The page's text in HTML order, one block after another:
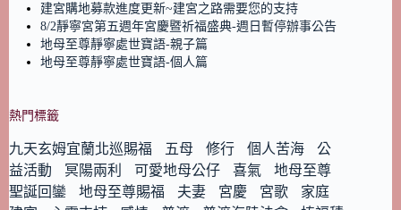
建宮購地募款進度更新~建宮之路需要您的支持
8/2靜寧宮第五週年宮慶暨祈福盛典-週日暫停辦事公告
地母至尊靜寧處世寶語-親子篇
地母至尊靜寧處世寶語-個人篇
熱門標籤
九天玄姆宜蘭北巡賜福 五母 修行 個人苦海
公
益活動
冥陽兩利 可愛地母公仔 喜氣
地母至尊
聖誕回鑾
地母至尊賜福 夫妻 宮慶 宮歌
家庭